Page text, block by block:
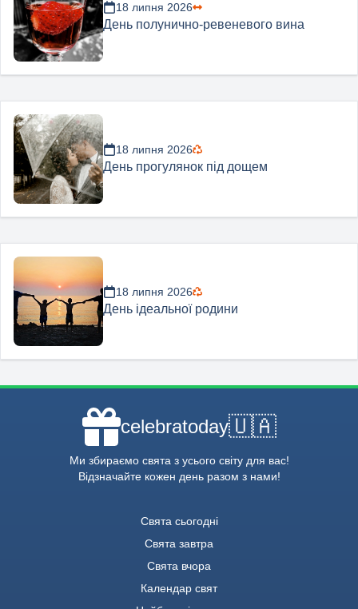
18 липня 2026
День полунично-ревеневого вина
18 липня 2026
День прогулянок під дощем
18 липня 2026
День ідеальної родини
celebratoday🇺🇦
Ми збираємо свята з усього світу для вас!
Відзначайте кожен день разом з нами!
Свята сьогодні
Свята завтра
Свята вчора
Календар свят